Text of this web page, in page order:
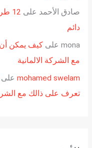
صادق الأحمد على
12
دائم
monaعلى كيف يمكن أن
مع الشركة الالمانية
mohamed swelamعلى
تعرف على ذالك مع